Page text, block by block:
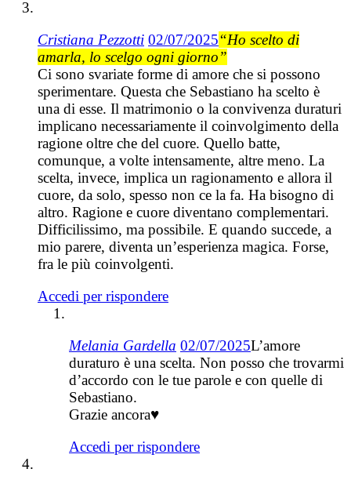
Cristiana Pezzotti 02/07/2025“Ho scelto di
amarla, lo scelgo ogni giorno”
Ci sono svariate forme di amore che si possono
sperimentare. Questa che Sebastiano ha scelto è
una di esse. Il matrimonio o la convivenza duraturi
implicano necessariamente il coinvolgimento della
ragione oltre che del cuore. Quello batte,
comunque, a volte intensamente, altre meno. La
scelta, invece, implica un ragionamento e allora il
cuore, da solo, spesso non ce la fa. Ha bisogno di
altro. Ragione e cuore diventano complementari.
Difficilissimo, ma possibile. E quando succede, a
mio parere, diventa un’esperienza magica. Forse,
fra le più coinvolgenti.
Accedi per rispondere
Melania Gardella 02/07/2025L’amore
duraturo è una scelta. Non posso che trovarmi
d’accordo con le tue parole e con quelle di
Sebastiano.
Grazie ancora♥️
Accedi per rispondere